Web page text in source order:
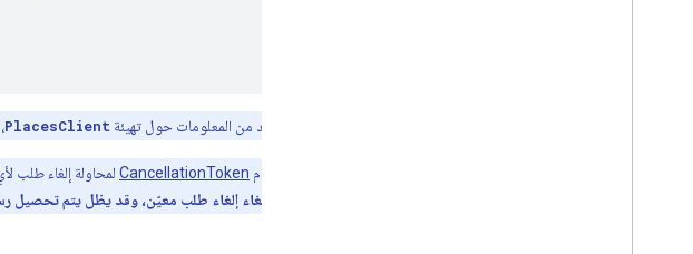
لمزيد من المعلومات حول تهيئة PlacesClient
يمكنك استخدام CancellationToken لمحاولة إلغاء طلب
يضمن إصدار رمز إلغاء إلغاء طلب معيّن، وقد يظل يتم تحصيل